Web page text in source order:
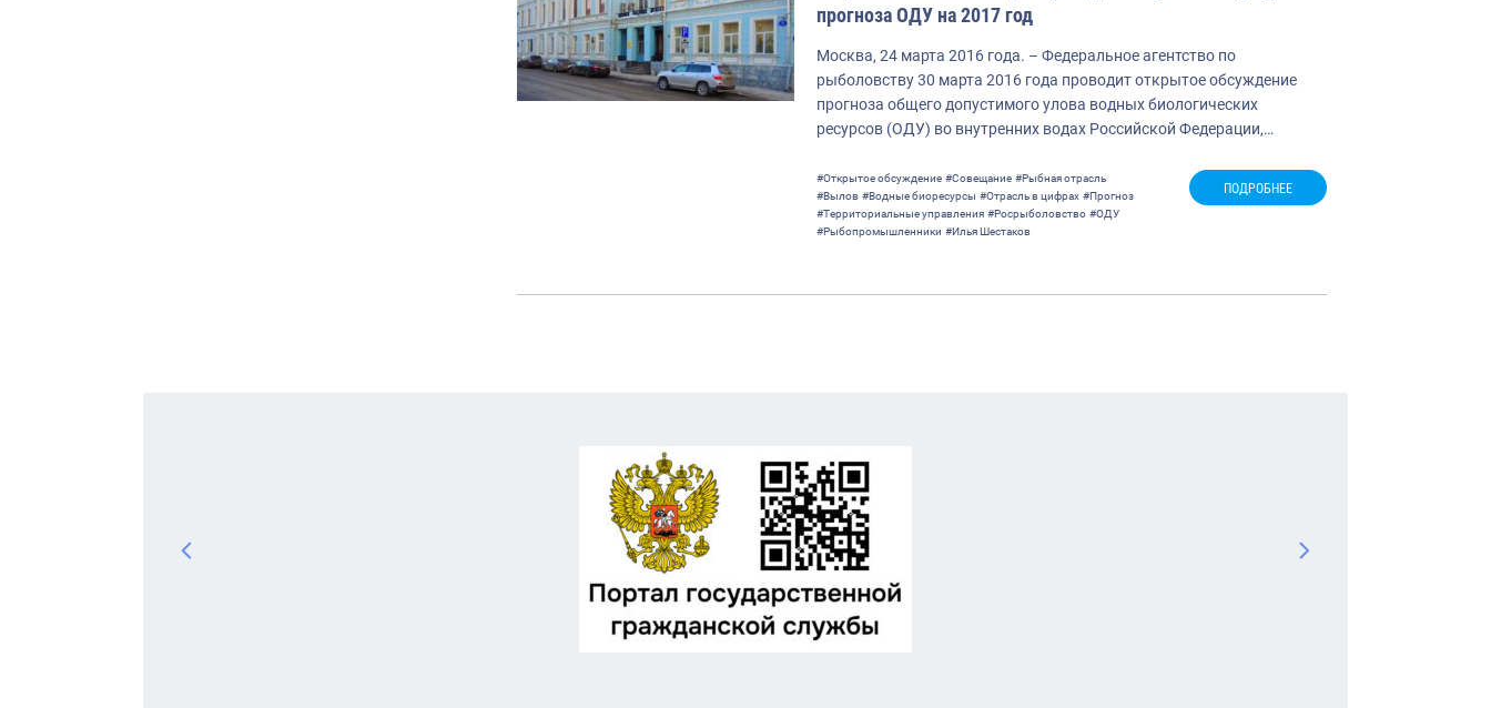
прогноза ОДУ на 2017 год
Москва, 24 марта 2016 года. – Федеральное агентство по
рыболовству 30 марта 2016 года проводит открытое обсуждение
прогноза общего допустимого улова водных биологических
ресурсов (ОДУ) во внутренних водах Российской Федерации,…
#Открытое обсуждение #Совещание #Рыбная отрасль
#Вылов #Водные биоресурсы #Отрасль в цифрах #Прогноз
#Территориальные управления #Росрыболовство #ОДУ
#Рыбопромышленники #Илья Шестаков
ПОДРОБНЕЕ